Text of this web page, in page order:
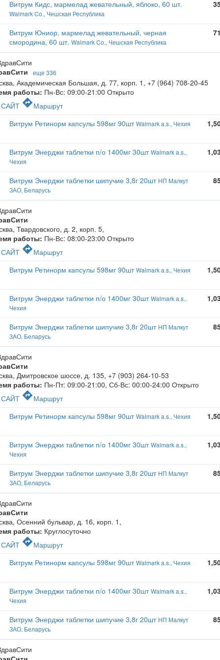
Витрум Кидс, мармелад жевательный, яблоко, 60 шт.
Walmark Co., Чешская Республика
Витрум Юниор, мармелад жевательный, черная
смородина, 60 шт. Walmark Co., Чешская Республика
еще 336
Академическая Большая, д. 77, корп. 1 , +7 (964) 708-20-45
работы: Пн-Вс: 09:00-21:00 Открыто
САЙТ directionsМаршрут
Витрум Ретинорм капсулы 598мг 90штWalmark a.s., Чехия
Витрум Энерджи таблетки п/о 1400мг 30штWalmark a.s.,
Чехия
Витрум Энерджи таблетки шипучие 3,8г 20шт НП Малкут
ЗАО, Беларусь
Твардовского, д. 2, корп. 5,
работы: Пн-Вс: 08:00-23:00 Открыто
САЙТ directionsМаршрут
Витрум Ретинорм капсулы 598мг 90штWalmark a.s., Чехия
Витрум Энерджи таблетки п/о 1400мг 30штWalmark a.s.,
Чехия
Витрум Энерджи таблетки шипучие 3,8г 20шт НП Малкут
ЗАО, Беларусь
Дмитровское шоссе, д. 135, +7 (903) 264-10-53
работы: Пн-Пт: 09:00-21:00, Сб-Вс: 00:00-24:00 Открыто
САЙТ directionsМаршрут
Витрум Ретинорм капсулы 598мг 90штWalmark a.s., Чехия
Витрум Энерджи таблетки п/о 1400мг 30штWalmark a.s.,
Чехия
Витрум Энерджи таблетки шипучие 3,8г 20шт НП Малкут
ЗАО, Беларусь
Осенний бульвар, д. 16, корп. 1,
работы: Круглосуточно
САЙТ directionsМаршрут
Витрум Ретинорм капсулы 598мг 90штWalmark a.s., Чехия
Витрум Энерджи таблетки п/о 1400мг 30штWalmark a.s.,
Чехия
Витрум Энерджи таблетки шипучие 3,8г 20шт НП Малкут
ЗАО, Беларусь